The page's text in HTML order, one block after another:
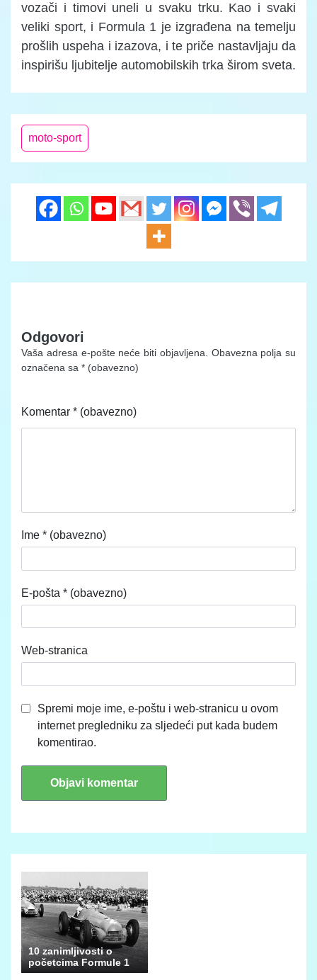
vozači i timovi uneli u svaku trku. Kao i svaki
veliki sport, i Formula 1 je izgrađena na temelju
prošlih uspeha i izazova, i te priče nastavljaju da
inspirišu ljubitelje automobilskih trka širom sveta.
moto-sport
Odgovori
Vaša adresa e-pošte neće biti objavljena.
Obavezna polja su
označena sa * (obavezno)
Komentar * (obavezno)
Ime * (obavezno)
E-pošta * (obavezno)
Web-stranica
Spremi moje ime, e-poštu i web-stranicu u ovom
internet pregledniku za sljedeći put kada budem
komentirao.
10 zanimljivosti o
početcima Formule 1